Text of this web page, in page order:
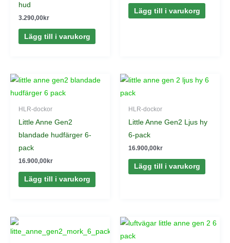
hud
3.290,00kr
Lägg till i varukorg
Lägg till i varukorg
HLR-dockor
Little Anne Gen2
blandade hudfärger 6-
pack
16.900,00kr
Lägg till i varukorg
HLR-dockor
Little Anne Gen2 Ljus hy
6-pack
16.900,00kr
Lägg till i varukorg